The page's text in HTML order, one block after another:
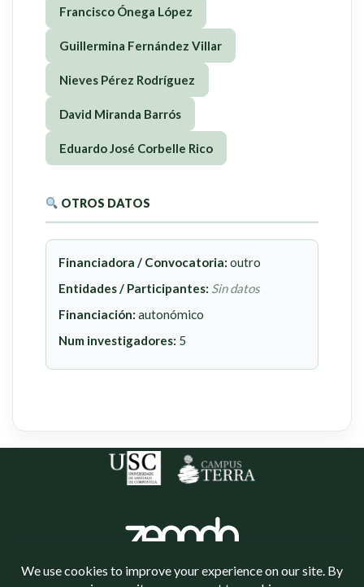
Francisco Ónega López
Guillermina Fernández Villar
Nieves Pérez Rodríguez
David Miranda Barrós
Eduardo José Corbelle Rico
OTROS DATOS
Financiadora / Convocatoria: outro
Entidades / Participantes: Sin datos
Financiación: autonómico
Num investigadores: 5